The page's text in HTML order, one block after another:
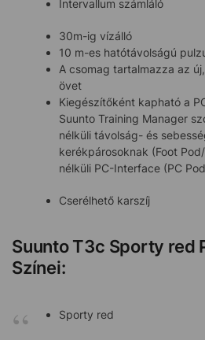
Intervallum számláló
30m-ig vízálló
10 m-es hatótávolságú
A csomag tartalmazza az
övet
Kiegészítőként kapható a
Suunto Training Manager
nélküli távolság- és
kerékpárosoknak (Foot
nélküli PC-Interface (PC
Cserélhető karszíj
Suunto T3c Sporty red
Színei:
Sporty red